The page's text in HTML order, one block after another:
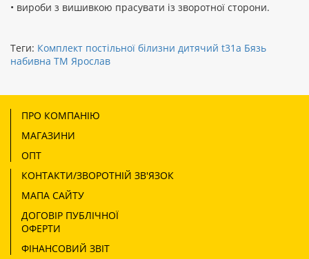
• вироби з вишивкою прасувати із зворотної сторони.
Теги: Комплект постільної білизни дитячий t31a Бязь
набивна ТМ Ярослав
ПРО КОМПАНІЮ
МАГАЗИНИ
ОПТ
КОНТАКТИ/ЗВОРОТНІЙ ЗВ'ЯЗОК
МАПА САЙТУ
ДОГОВІР ПУБЛІЧНОЇ
ОФЕРТИ
ФІНАНСОВИЙ ЗВІТ